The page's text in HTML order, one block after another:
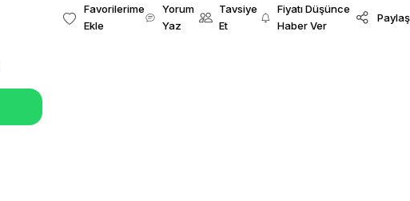
Yorum
Yaz
Tavsiye
Et
Fiyatı Düşünce
Haber Ver
Paylaş